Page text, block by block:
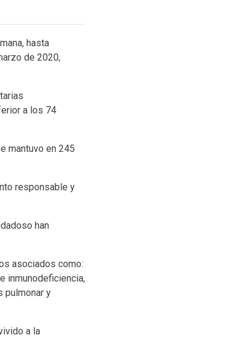
hasta
de 2020,
a los 74
mantuvo en 245
responsable y
han
asociados como:
inmunodeficiencia,
pulmonar y
a la